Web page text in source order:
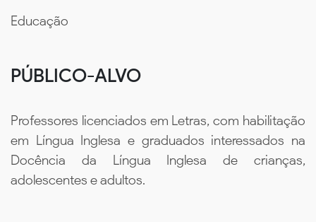
Educação
PÚBLICO-ALVO
Professores licenciados em Letras, com habilitação
em Língua Inglesa e graduados interessados na
Docência da Língua Inglesa de crianças,
adolescentes e adultos.